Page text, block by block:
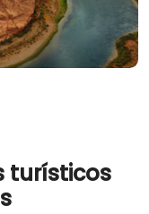
turísticos